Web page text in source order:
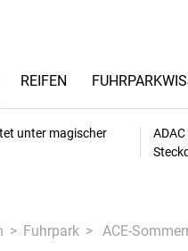
REIFEN
unter magischer
Fuhrpark ACE-